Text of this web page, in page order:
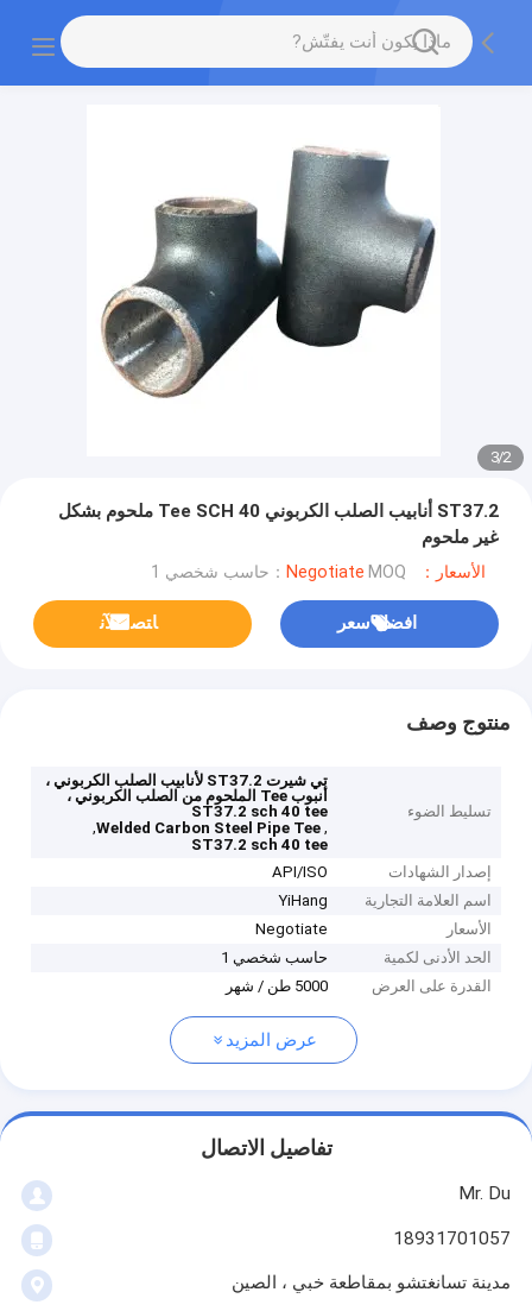
2
/
3
ST37.2 أنابيب الصلب الكربوني Tee SCH 40 ملحوم بشكل
غير ملحوم
الأسعار：Negotiate MOQ：حاسب شخصي 1
افضل سعر ﺎﺘﺼﻟ ﺍﻶﻧ
منتوج وصف
تسليط الضوء
تي شيرت ST37.2 لأنابيب الصلب الكربوني ،
أنبوب Tee الملحوم من الصلب الكربوني ،
ST37.2 sch 40 tee
,
Welded Carbon Steel Pipe Tee
,
ST37.2 sch 40 tee
إصدار الشهادات
API/ISO
اسم العلامة التجارية
YiHang
الأسعار
Negotiate
الحد الأدنى لكمية
حاسب شخصي 1
القدرة على العرض
5000 طن / شهر
عرض المزيد
تفاصيل الاتصال
Mr. Du
18931701057
مدينة تسانغتشو بمقاطعة خبي ، الصين